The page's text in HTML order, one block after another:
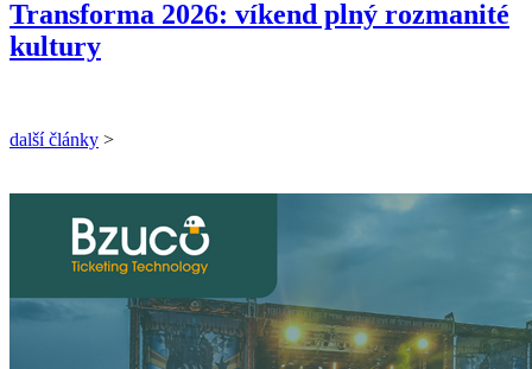
Transforma 2026: víkend plný rozmanité
kultury
další články >